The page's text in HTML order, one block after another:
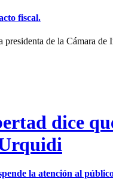
fiscal.
de la Cámara
dice
la atención al